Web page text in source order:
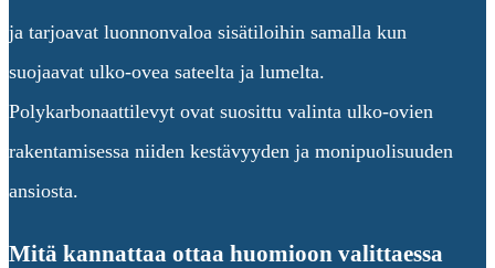
ja tarjoavat luonnonvaloa sisätiloihin samalla kun
suojaavat ulko-ovea sateelta ja lumelta.
Polykarbonaattilevyt ovat suosittu valinta ulko-ovien
rakentamisessa niiden kestävyyden ja monipuolisuuden
ansiosta.
Mitä kannattaa ottaa huomioon valittaessa